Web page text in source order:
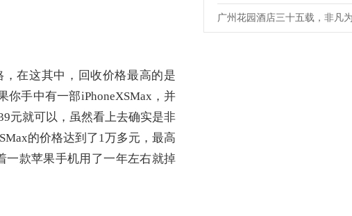
在这其中，回收价格最高的是
你手中有一部iPhoneXSMax，并
元就可以，虽然看上去确实是非
的价格达到了1万多元，最高
一款苹果手机用了一年左右就掉